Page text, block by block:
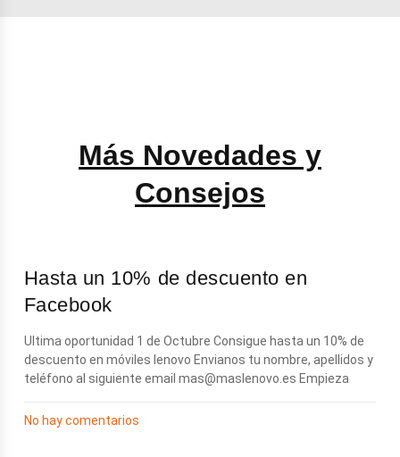
Más Novedades y
Consejos
Hasta un 10% de descuento en
Facebook
Ultima oportunidad 1 de Octubre Consigue hasta un 10% de
descuento en móviles lenovo Envianos tu nombre, apellidos y
teléfono al siguiente email mas@maslenovo.es Empieza
No hay comentarios